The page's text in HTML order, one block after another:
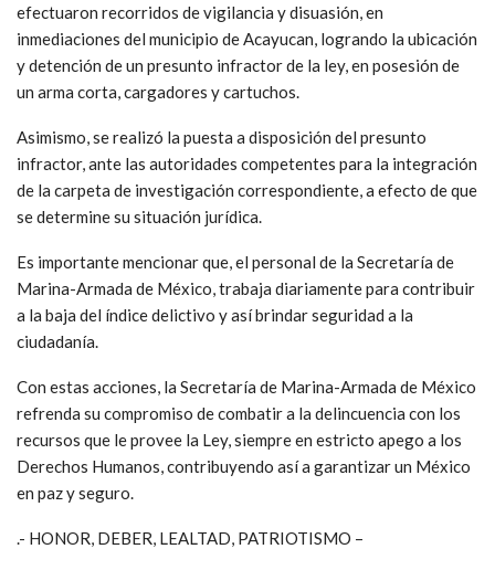
efectuaron recorridos de vigilancia y disuasión, en
inmediaciones del municipio de Acayucan, logrando la ubicación
y detención de un presunto infractor de la ley, en posesión de
un arma corta, cargadores y cartuchos.
Asimismo, se realizó la puesta a disposición del presunto
infractor, ante las autoridades competentes para la integración
de la carpeta de investigación correspondiente, a efecto de que
se determine su situación jurídica.
Es importante mencionar que, el personal de la Secretaría de
Marina-Armada de México, trabaja diariamente para contribuir
a la baja del índice delictivo y así brindar seguridad a la
ciudadanía.
Con estas acciones, la Secretaría de Marina-Armada de México
refrenda su compromiso de combatir a la delincuencia con los
recursos que le provee la Ley, siempre en estricto apego a los
Derechos Humanos, contribuyendo así a garantizar un México
en paz y seguro.
.- HONOR, DEBER, LEALTAD, PATRIOTISMO –